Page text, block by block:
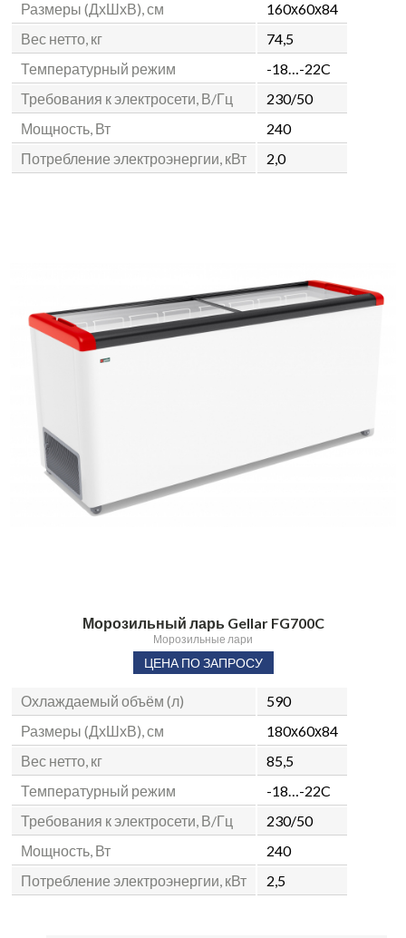
Размеры (ДхШхВ), см
160х60х84
Вес нетто, кг
74,5
Температурный режим
-18…-22C
Требования к электросети, В/Гц
230/50
Мощность, Вт
240
Потребление электроэнергии, кВт
2,0
Морозильный ларь Gellar FG700C
Морозильные лари
ЦЕНА ПО ЗАПРОСУ
Охлаждаемый объём (л)
590
Размеры (ДхШхВ), см
180х60х84
Вес нетто, кг
85,5
Температурный режим
-18…-22C
Требования к электросети, В/Гц
230/50
Мощность, Вт
240
Потребление электроэнергии, кВт
2,5